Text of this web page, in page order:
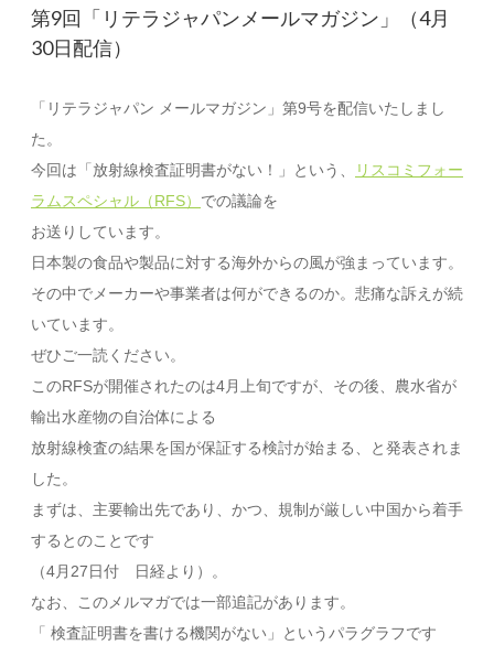
第9回「リテラジャパンメールマガジン」（4月
30日配信）
「リテラジャパン メールマガジン」第9号を配信いたしまし
た。
今回は「放射線検査証明書がない！」という、
リスコミフォー
ラムスペシャル（RFS） での議論を
お送りしています。
日本製の食品や製品に対する海外からの風が強まっています。
その中でメーカーや事業者は何ができるのか。悲痛な訴えが続
いています。
ぜひご一読ください。
このRFSが開催されたのは4月上旬ですが、その後、農水省が
輸出水産物の自治体による
放射線検査の結果を国が保証する検討が始まる、と発表されま
した。
まずは、主要輸出先であり、かつ、規制が厳しい中国から着手
するとのことです
（4月27日付 日経より）。
なお、このメルマガでは一部追記があります。
「 検査証明書を書ける機関がない」というパラグラフです